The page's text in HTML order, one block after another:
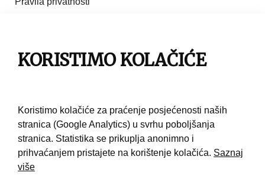
Pravila korištenja
KORISTIMO KOLAČIĆE
Koristimo kolačiće za praćenje posjećenosti naših
stranica (Google Analytics) u svrhu poboljšanja
stranica. Statistika se prikuplja anonimno i
prihvaćanjem pristajete na korištenje kolačića. Saznaj
više